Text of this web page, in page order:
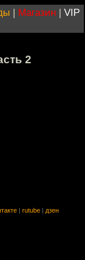
| Магазин | VIP
2
rutube дзен